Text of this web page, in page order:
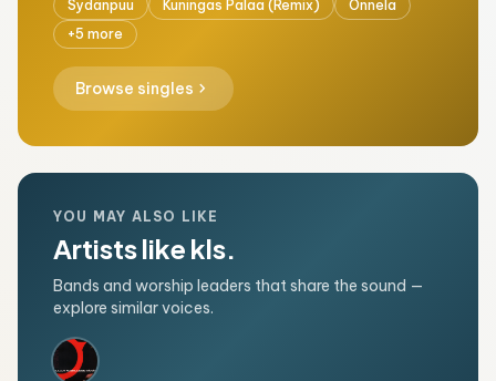
Sydänpuu Kuningas Palaa (Remix)
Onnela
+5 more
Browse singles chevron_right
YOU MAY ALSO LIKE
Artists like kls.
Bands and worship leaders that share the sound —
explore similar voices.